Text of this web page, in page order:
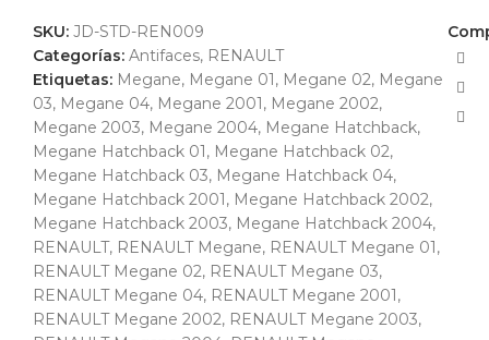
SKU: JD-STD-REN009
Categorías: Antifaces, RENAULT
Etiquetas: Megane, Megane 01 , Megane 02, Megane
03, Megane 04, Megane 2001 , Megane 2002,
Megane 2003, Megane 2004, Megane Hatchback,
Megane Hatchback 01 , Megane Hatchback 02,
Megane Hatchback 03, Megane Hatchback 04,
Megane Hatchback 2001 , Megane Hatchback 2002,
Megane Hatchback 2003, Megane Hatchback 2004,
RENAULT, RENAULT Megane, RENAULT Megane 01 ,
RENAULT Megane 02, RENAULT Megane 03,
RENAULT Megane 04, RENAULT Megane 2001 ,
RENAULT Megane 2002, RENAULT Megane 2003,